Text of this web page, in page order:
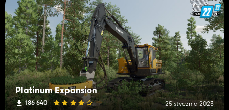
Platinum Expansion
186 640 25 stycznia 2023